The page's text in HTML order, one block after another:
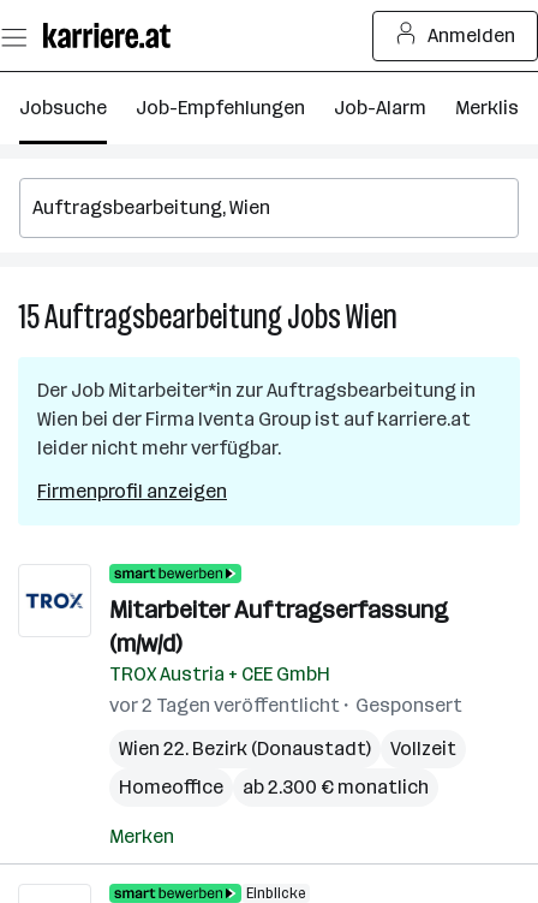
Seiteninhalt
springen
Anmelden
Jobsuche Job-Empfehlungen Job-Alarm Merkliste
15AuftragsbearbeitungJobsWien
in
Wien
Der Job Mitarbeiter*in zur Auftragsbearbeitung in
Wien bei der Firma Iventa Group ist auf karriere.at
leider nicht mehr verfügbar.
Firmenprofil anzeigen
Mitarbeiter Auftragserfassung
(m/w/d)
TROX Austria + CEE GmbH
vor 2 Tagen veröffentlicht
Gesponsert
Wien 22. Bezirk (Donaustadt)
Vollzeit
Homeoffice
ab 2.300 € monatlich
Merken
Einblicke